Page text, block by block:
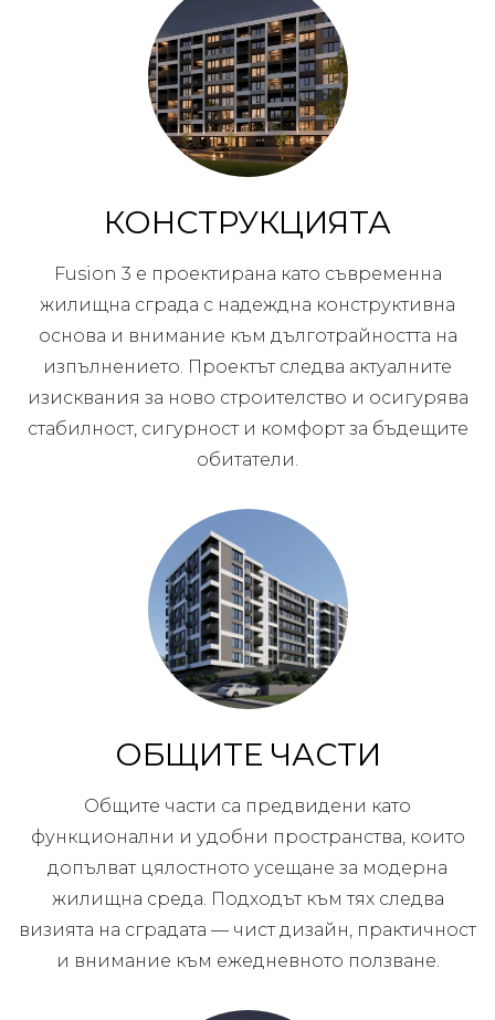
КОНСТРУКЦИЯТА
Fusion 3 е проектирана като съвременна
жилищна сграда с надеждна конструктивна
основа и внимание към дълготрайността на
изпълнението. Проектът следва актуалните
изисквания за ново строителство и осигурява
стабилност, сигурност и комфорт за бъдещите
обитатели.
ОБЩИТЕ ЧАСТИ
Общите части са предвидени като
функционални и удобни пространства, които
допълват цялостното усещане за модерна
жилищна среда. Подходът към тях следва
визията на сградата — чист дизайн, практичност
и внимание към ежедневното ползване.